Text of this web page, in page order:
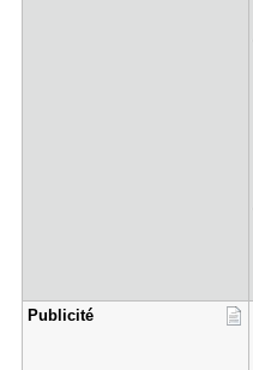
Publicité